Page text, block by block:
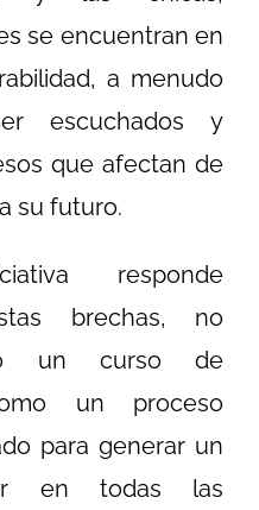
se encuentran en
a menudo
escuchados y
que afectan de
su futuro.
responde
brechas, no
un curso de
un proceso
para generar un
en todas las